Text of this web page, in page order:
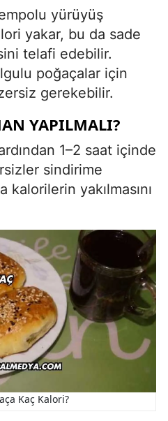
yürüyüş
yakar, bu da sade
telafi edebilir.
poğaçalar için
gerekebilir.
YAPILMALI?
1–2 saat içinde
sindirime
kalorilerin yakılmasını
Kaç Kalori?